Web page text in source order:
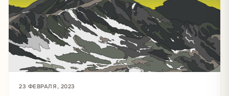
23 ФЕВРАЛЯ, 2023